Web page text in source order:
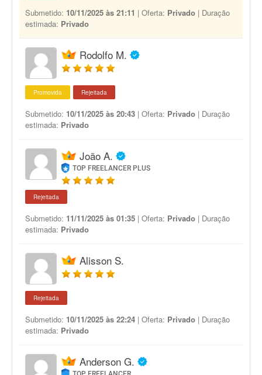
Submetido: 10/11/2025 às 21:11 | Oferta: Privado | Duração
estimada: Privado
Rodolfo M.
Promovida Rejeitada
Submetido: 10/11/2025 às 20:43 | Oferta: Privado | Duração
estimada: Privado
João A.
TOP FREELANCER PLUS
Rejeitada
Submetido: 11/11/2025 às 01:35 | Oferta: Privado | Duração
estimada: Privado
Alisson S.
Rejeitada
Submetido: 10/11/2025 às 22:24 | Oferta: Privado | Duração
estimada: Privado
Anderson G.